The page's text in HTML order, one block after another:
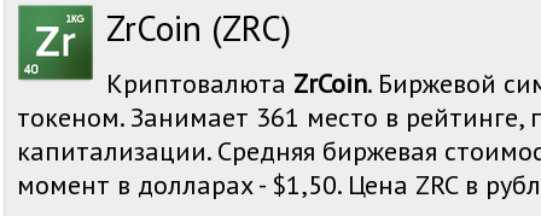
ZrCoin (ZRC)
Криптовалюта ZrCoin. Биржевой
токеном. Занимает 361 место в
капитализации. Средняя биржевая
момент в долларах - $1,50. Цена ZRC в